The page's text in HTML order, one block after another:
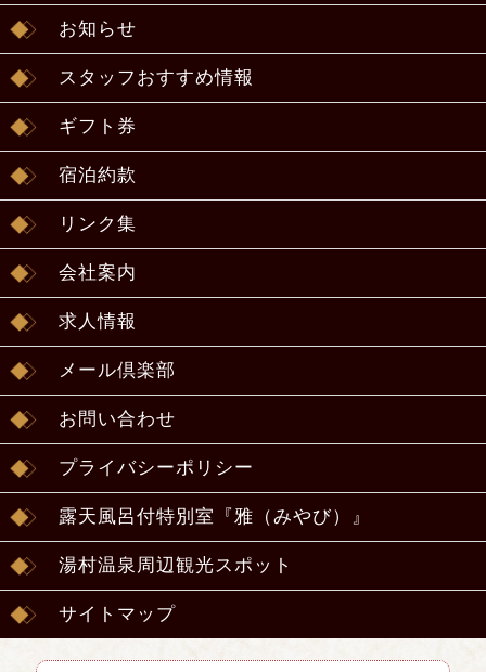
お知らせ
スタッフおすすめ情報
ギフト券
宿泊約款
リンク集
会社案内
求人情報
メール倶楽部
お問い合わせ
プライバシーポリシー
露天風呂付特別室『雅（みやび）』
湯村温泉周辺観光スポット
サイトマップ